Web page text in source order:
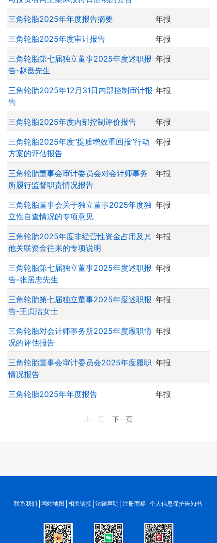
三角轮胎2025年年度报告摘要 年报
三角轮胎2025年度审计报告 年报
三角轮胎第七届独立董事2025年度述职报
告-赵磊先生
年报
三角轮胎2025年12月31日内部控制审计报
告
年报
三角轮胎2025年度内部控制评价报告 年报
三角轮胎2025年度“提质增效重回报”行动
方案的评估报告
年报
三角轮胎董事会审计委员会对会计师事务
所履行监督职责情况报告
年报
三角轮胎董事会关于独立董事2025年度独
立性自查情况的专项意见
年报
三角轮胎2025年度非经营性资金占用及其
他关联资金往来的专项说明
年报
三角轮胎第七届独立董事2025年度述职报
告-张居忠先生
年报
三角轮胎第七届独立董事2025年度述职报
告-王贞洁女士
年报
三角轮胎对会计师事务所2025年度履职情
况的评估报告
年报
三角轮胎董事会审计委员会2025年度履职
情况报告
年报
三角轮胎2025年年度报告 年报
上一页 下一页
联系我们 网站地图 相关链接 法律声明 注册商标 个人信息保护告知书